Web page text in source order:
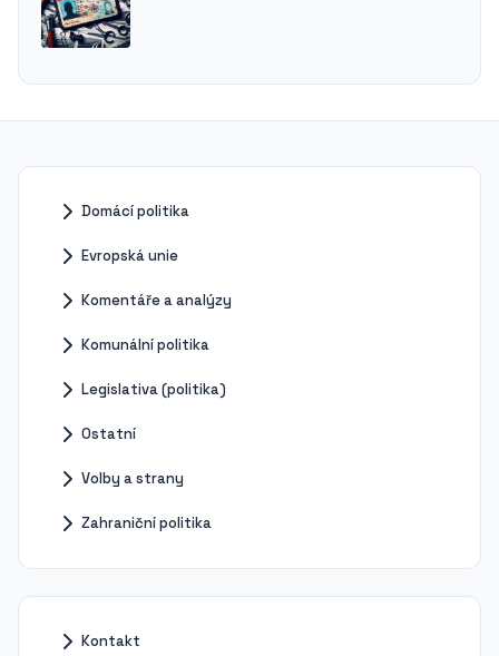
Domácí politika
Evropská unie
Komentáře a analýzy
Komunální politika
Legislativa (politika)
Ostatní
Volby a strany
Zahraniční politika
Kontakt